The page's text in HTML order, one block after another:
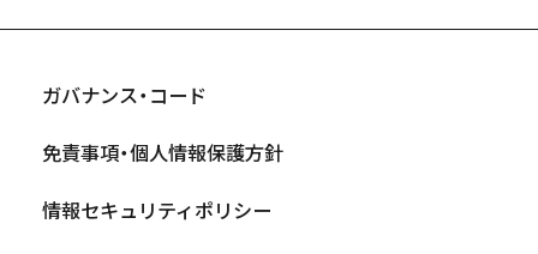
ガバナンス・コード
免責事項・個人情報保護方針
情報セキュリティポリシー